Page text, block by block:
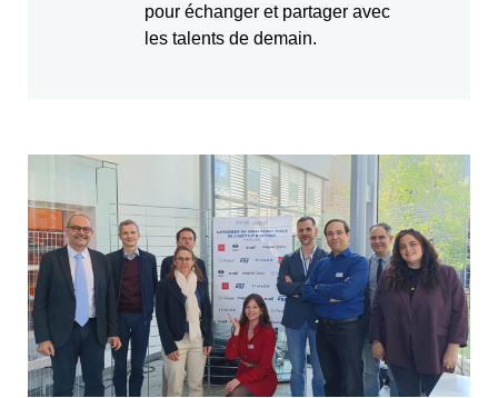
pour échanger et partager avec
les talents de demain.